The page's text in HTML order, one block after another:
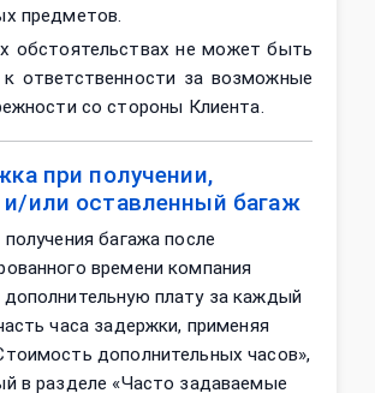
предметов.
обстоятельствах не может быть
к ответственности за возможные
со стороны Клиента.
при получении,
или оставленный багаж
получения багажа после
времени компания
плату за каждый
часа задержки, применяя
дополнительных часов»,
в разделе «Часто задаваемые